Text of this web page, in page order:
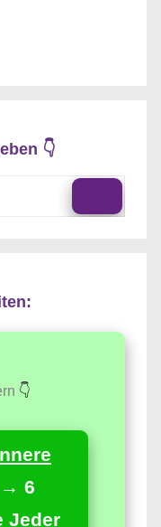
👇
👇
6
Jeder